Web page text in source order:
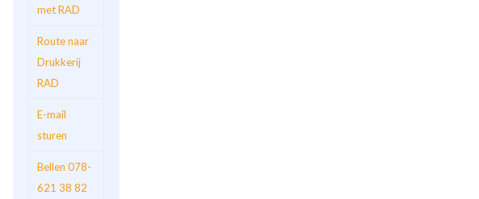
met RAD
Route naar
Drukkerij
RAD
E-mail
sturen
Bellen 078-
621 38 82